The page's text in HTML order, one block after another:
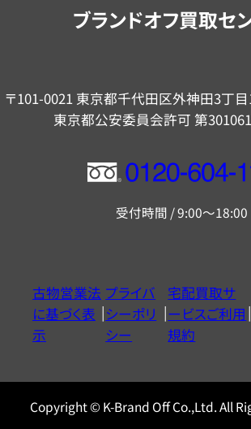
ブランドオフ買取セ
〒101-0021 東京都千代田区外神田3丁
東京都公安委員会許可 第
フ
ー
ヤ
ル
0120604117
受付時間 / 9:00～18:00
古物営業法
に基づく表
示
プライバ
シーポリ
シー
宅配買取サ
ービスご利用
規約
Copyright © K-Brand Off Co.,Ltd. All